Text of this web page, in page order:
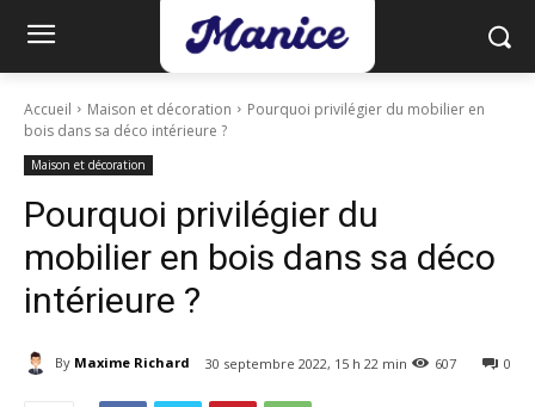
Accueil Maison et décoration
Pourquoi privilégier du mobilier en
bois dans sa déco intérieure ?
Maison et décoration
Pourquoi privilégier du
mobilier en bois dans sa déco
intérieure ?
By Maxime Richard 30 septembre 2022, 15 h 22 min 0
607